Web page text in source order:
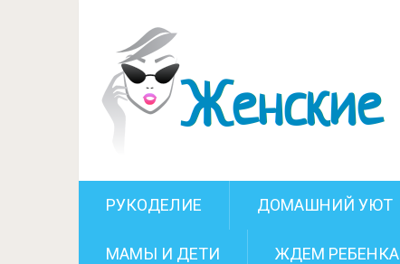
РУКОДЕЛИЕ ДОМАШНИЙ УЮТ
МАМЫ И ДЕТИ ЖДЕМ РЕБЕНКА